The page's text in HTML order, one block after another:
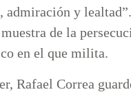
admiración y
de la
en el que milita.
Rafael Correa